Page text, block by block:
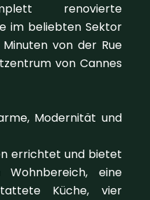
renovierte
im beliebten Sektor
von der Rue
von Cannes
Modernität und
errichtet und bietet
eine
Küche, vier